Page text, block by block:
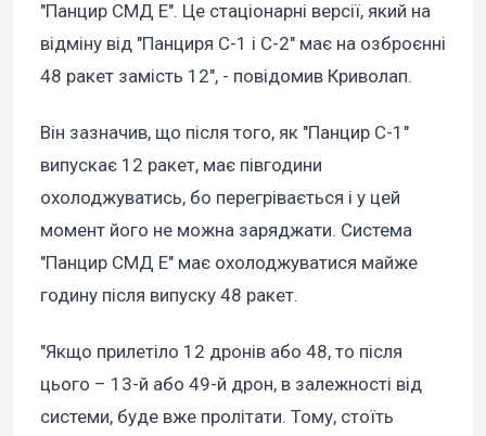
"Панцир СМД Е". Це стаціонарні версії, який на
відміну від "Панциря С-1 і С-2" має на озброєнні
48 ракет замість 12", - повідомив Криволап.
Він зазначив, що після того, як "Панцир С-1"
випускає 12 ракет, має півгодини
охолоджуватись, бо перегрівається і у цей
момент його не можна заряджати. Система
"Панцир СМД Е" має охолоджуватися майже
годину після випуску 48 ракет.
"Якщо прилетіло 12 дронів або 48, то після
цього – 13-й або 49-й дрон, в залежності від
системи, буде вже пролітати. Тому, стоїть